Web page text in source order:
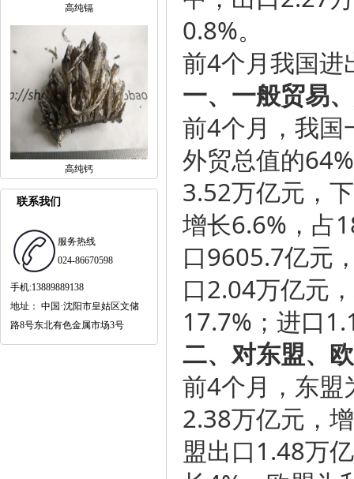
高纯镉
高纯钙
联系我们
服务热线
024-86670598
手机:13889889138
地址： 中国·沈阳市皇姑区文储
路8号东北有色金属市场3号
0.8%。
前4个月我国进
一、一般贸易
前4个月，我国
外贸总值的
3.52万亿元，
增长6.6%，占
口9605.7亿元
口2.04万亿元
17.7%；进口
二、对东盟、
前4个月，东盟
2.38万亿元，
盟出口1.48万